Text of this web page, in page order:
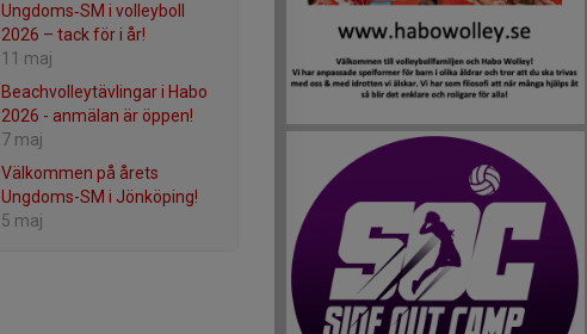
Ungdoms‑SM i volleyboll
2026 – tack för i år!
11 maj
Beachvolleytävlingar i Habo
2026 - anmälan är öppen!
7 maj
Välkommen på årets
Ungdoms-SM i Jönköping!
5 maj